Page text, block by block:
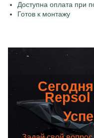
Доступна оплата при
Готов к монтажу